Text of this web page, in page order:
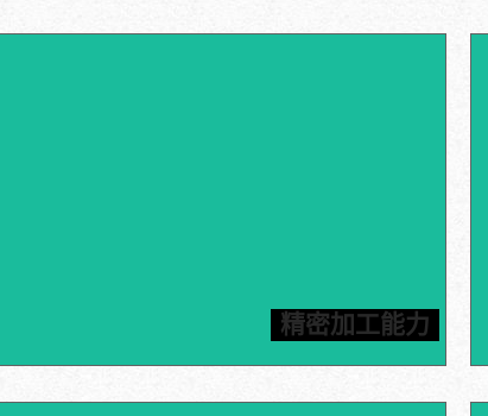
精密加工能力
设备，能够满足客户对石墨加工件高精度的要求，所有产品
均按照图纸进行加工。